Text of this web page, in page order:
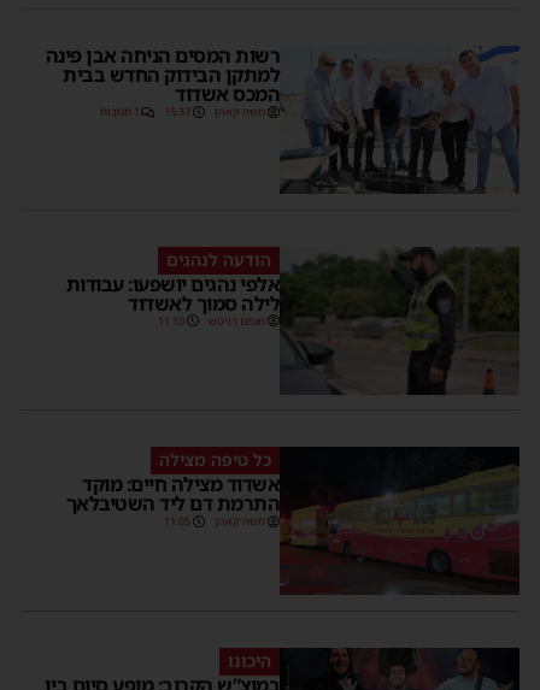
רשות המסים הניחה אבן פינה
למתקן הבידוק החדש בבית
המכס אשדוד
משה קאהן 15:37 1 תגובות
הודעה לנהגים
אלפי נהגים יושפעו: עבודות
לילה סמוך לאשדוד
מנחם דויטש 11:10
כל טיפה מצילה
אשדוד מצילה חיים: מוקד
התרמת דם ליד השטיבלאך
משה קאהן 11:05
היכונו
במוצ”ש הקרוב: מופע סיום בין